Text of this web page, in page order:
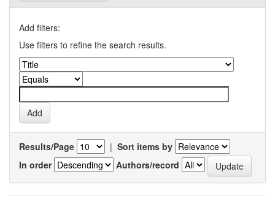
Add filters:
Use filters to refine the search results.
Results/Page | Sort items by
In order
Authors/record